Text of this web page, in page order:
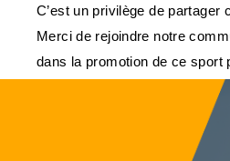
C’est un privilège de partager
Merci de rejoindre notre
dans la promotion de ce sport